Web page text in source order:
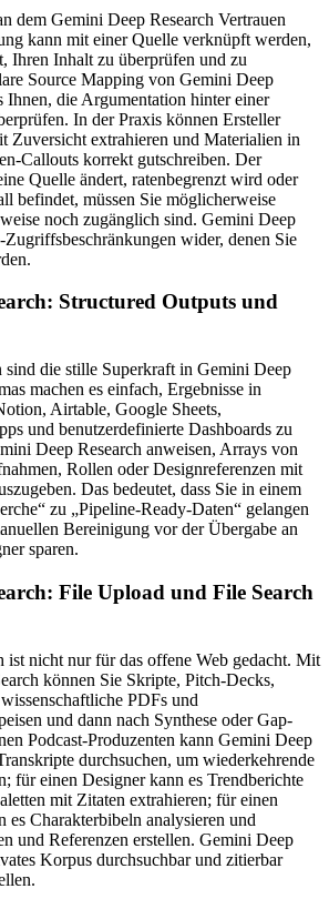
dem Gemini Deep Research Vertrauen
kann mit einer Quelle verknüpft werden,
Ihren Inhalt zu überprüfen und zu
Source Mapping von Gemini Deep
Ihnen, die Argumentation hinter einer
In der Praxis können Ersteller
Zuversicht extrahieren und Materialien in
Callouts korrekt gutschreiben. Der
Quelle ändert, ratenbegrenzt wird oder
befindet, müssen Sie möglicherweise
noch zugänglich sind. Gemini Deep
Zugriffsbeschränkungen wider, denen Sie
Structured Outputs und
sind die stille Superkraft in Gemini Deep
machen es einfach, Ergebnisse in
Airtable, Google Sheets,
und benutzerdefinierte Dashboards zu
Deep Research anweisen, Arrays von
Rollen oder Designreferenzen mit
Das bedeutet, dass Sie in einem
zu „Pipeline-Ready-Daten“ gelangen
Bereinigung vor der Übergabe an
sparen.
File Upload und File Search
ist nicht nur für das offene Web gedacht. Mit
können Sie Skripte, Pitch-Decks,
PDFs und
und dann nach Synthese oder Gap-
Podcast-Produzenten kann Gemini Deep
durchsuchen, um wiederkehrende
für einen Designer kann es Trendberichte
mit Zitaten extrahieren; für einen
es Charakterbibeln analysieren und
und Referenzen erstellen. Gemini Deep
Korpus durchsuchbar und zitierbar